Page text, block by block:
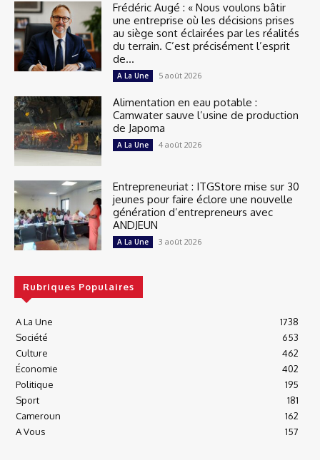
Frédéric Augé : « Nous voulons bâtir
une entreprise où les décisions prises
au siège sont éclairées par les réalités
du terrain. C’est précisément l’esprit
de...
A La Une 5 août 2026
Alimentation en eau potable :
Camwater sauve l’usine de production
de Japoma
A La Une 4 août 2026
Entrepreneuriat : ITGStore mise sur 30
jeunes pour faire éclore une nouvelle
génération d’entrepreneurs avec
ANDJEUN
A La Une 3 août 2026
Rubriques Populaires
A La Une
1738
Société
653
Culture
462
Économie
402
Politique
195
Sport
181
Cameroun
162
A Vous
157